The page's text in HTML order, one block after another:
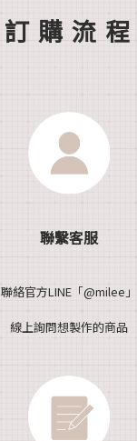
訂 購流 程
聯繫客服
聯絡官方LINE「@milee」
線上詢問想製作的商品